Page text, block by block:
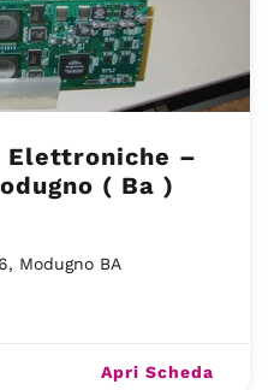
Elettroniche –
( Ba )
Modugno BA
Apri Scheda